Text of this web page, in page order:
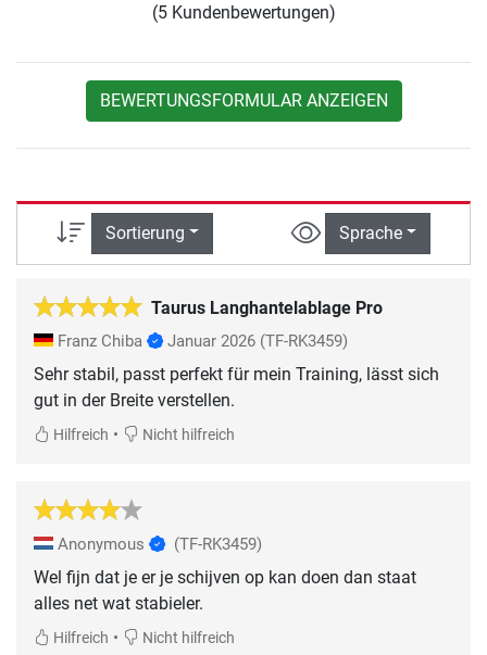
(5 Kundenbewertungen)
BEWERTUNGSFORMULAR ANZEIGEN
Sortierung Sprache
Taurus Langhantelablage Pro
Franz Chiba Januar 2026 (TF-RK3459)
Sehr stabil, passt perfekt für mein Training, lässt sich
gut in der Breite verstellen.
Hilfreich • Nicht hilfreich
Anonymous (TF-RK3459)
Wel fijn dat je er je schijven op kan doen dan staat
alles net wat stabieler.
Hilfreich • Nicht hilfreich